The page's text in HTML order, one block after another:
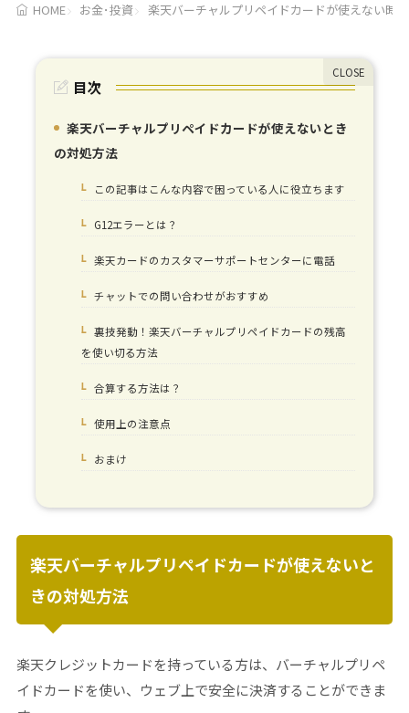
HOME お金･投資 楽天バーチャルプリペイドカードが使えない時
目次
1.楽天バーチャルプリペイドカードが使えないとき
の対処方法
1-1.この記事はこんな内容で困っている人に役立ちます
1-1-1.G12エラーとは？
1-1-2.
楽天カードのカスタマーサポートセンターに電話
1-2.チャットでの問い合わせがおすすめ
1-3.裏技発動！楽天バーチャルプリペイドカードの残高
を使い切る方法
1-3-1.
合算する方法は？
1-3-2.
使用上の注意点
1-3-3.おまけ
楽天バーチャルプリペイドカードが使えないと
きの対処方法
楽天クレジットカードを持っている方は、バーチャルプリペ
イドカードを使い、ウェブ上で安全に決済することができま